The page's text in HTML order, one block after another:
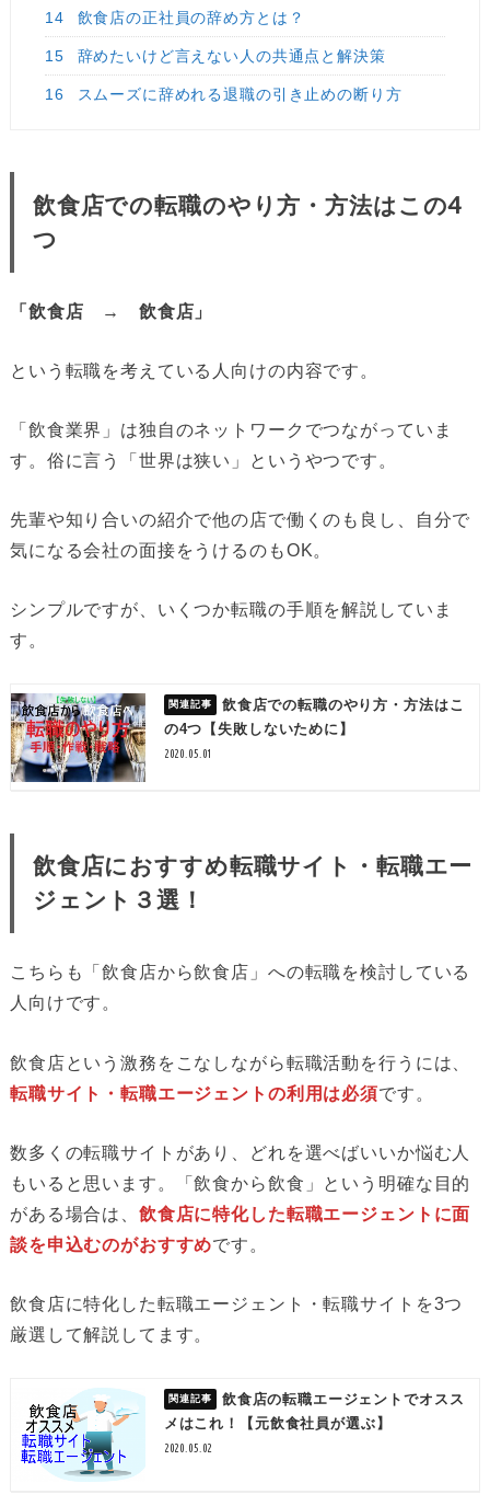
14 飲食店の正社員の辞め方とは？
15 辞めたいけど言えない人の共通点と解決策
16 スムーズに辞めれる退職の引き止めの断り方
飲食店での転職のやり方・方法はこの4
つ
「飲食店 → 飲食店」
という転職を考えている人向けの内容です。
「飲食業界」は独自のネットワークでつながっていま
す。俗に言う「世界は狭い」というやつです。
先輩や知り合いの紹介で他の店で働くのも良し、自分で
気になる会社の面接をうけるのもOK。
シンプルですが、いくつか転職の手順を解説していま
す。
飲食店での転職のやり方・方法はこ
の4つ【失敗しないために】
2020.05.01
飲食店におすすめ転職サイト・転職エー
ジェント３選！
こちらも「飲食店から飲食店」への転職を検討している
人向けです。
飲食店という激務をこなしながら転職活動を行うには、
転職サイト・転職エージェントの利用は必須です。
数多くの転職サイトがあり、どれを選べばいいか悩む人
もいると思います。「飲食から飲食」という明確な目的
がある場合は、 飲食店に特化した転職エージェントに面
談を申込むのがおすすめです。
飲食店に特化した転職エージェント・転職サイトを3つ
厳選して解説してます。
飲食店の転職エージェントでオスス
メはこれ！【元飲食社員が選ぶ】
2020.05.02